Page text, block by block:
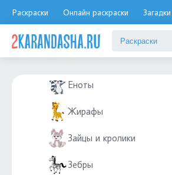
Раскраски Онлайн раскраски Загадки
Ёжик
Еноты
Жирафы
Зайцы и кролики
Зебры